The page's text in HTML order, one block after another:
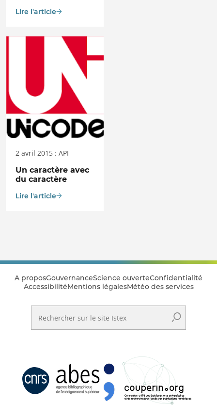
Lire l'article
2 avril 2015 : API
Un caractère avec
du caractère
Lire l'article
A proposGouvernanceScience ouverteConfidentialité
AccessibilitéMentions légalesMétéo des services